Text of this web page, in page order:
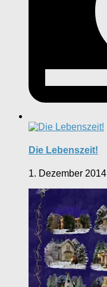
Die Lebenszeit!
1. Dezember 2014